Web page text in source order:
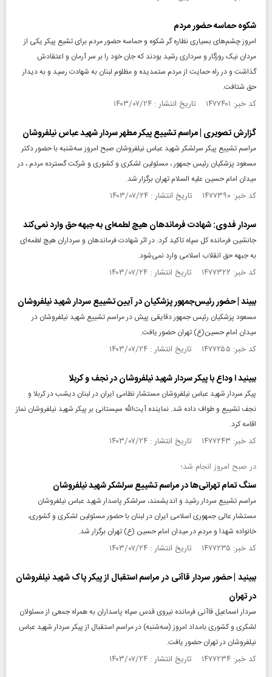
شکوه حماسه حضور مردم
امروز چشم‌های بسیاری نظاره گر شکوه و حماسه حضور مردم برای تشیع پیکر یکی از
مردان نیک روزگار و سرداری رشید بودند که جان خود را بر سر آرمان و اعتقادش
گذاشت و در راه حمایت از مردم ستمدیده و مظلوم لبنان به شهادت رسید و به دیدار
حق شتافت.
کد خبر: ۱۴۷۷۴۰۱ تاریخ انتشار : ۱۴۰۳/۰۷/۲۴
گزارش تصویری | مراسم تشییع پیکر مطهر سردار شهید عباس نیلفروشان
مراسم تشییع پیکر سرلشکر شهید عباس نیلفروشان صبح امروز سه‌شنبه با حضور دکتر
مسعود پزشکیان رئیس جمهور ، مسئولین لشکری و کشوری و شرکت گسترده مردم ، در
میدان امام حسین علیه السلام تهران برگزار شد.
کد خبر: ۱۴۷۷۳۹۰ تاریخ انتشار : ۱۴۰۳/۰۷/۲۴
سردار فدوی: شهادت فرماندهان هیچ لطمه‌ای به جبهه حق وارد نمی‌کند
جانشین فرمانده کل سپاه تاکید کرد: در اثر شهادت فرماندهان و سرداران هیچ لطمه‌ای
به جبهه حق انقلاب اسلامی وارد نمی‌شود.
کد خبر: ۱۴۷۷۳۲۲ تاریخ انتشار : ۱۴۰۳/۰۷/۲۴
ببیند | حضور رئیس‌جمهور پزشکیان در آیین تشییع سردار شهید نیلفروشان
مسعود پزشکیان رئیس جمهور دقایقی پیش در مراسم تشییع شهید نیلفروشان در
میدان امام حسین(ع) تهران حضور یافت.
کد خبر: ۱۴۷۷۲۵۵ تاریخ انتشار : ۱۴۰۳/۰۷/۲۴
ببینید ا وداع با پیکر سردار شهید نیلفروشان در نجف و کربلا
پیکر سردار شهید عباس نیلفروشان مستشار نظامی ایران در لبنان دیشب در کربلا و
نجف تشییع و طواف داده شد. نماینده آیت‌الله سیستانی بر پیکر شهید نیلفروشان نماز
اقامه کرد.
کد خبر: ۱۴۷۷۲۴۳ تاریخ انتشار : ۱۴۰۳/۰۷/۲۴
در صبح امروز انجام شد؛
سنگ تمام تهرانی‌ها در مراسم تشییع سرلشکر شهید نیلفروشان
مراسم تشییع سردار رشید و اندیشمند، سرلشکر پاسدار شهید عباس نیلفروشان
مستشار عالی جمهوری اسلامی ایران در لبنان با حضور مسئولین لشکری و کشوری،
خانواده شهدا و مردم در میدان امام حسین (ع) تهران برگزار شد.
کد خبر: ۱۴۷۷۲۳۵ تاریخ انتشار : ۱۴۰۳/۰۷/۲۴
ببینید | حضور سردار قاآنی در مراسم استقبال از پیکر پاک شهید نیلفروشان
در تهران
سردار اسماعیل قاآنی فرمانده نیروی قدس سپاه پاسداران به همراه جمعی از مسئولان
لشکری و کشوری بامداد امروز (سه‌شنبه) در مراسم استقبال از پیکر سردار شهید عباس
نیلفروشان در تهران حضور یافت‌.
کد خبر: ۱۴۷۷۲۳۴ تاریخ انتشار : ۱۴۰۳/۰۷/۲۴